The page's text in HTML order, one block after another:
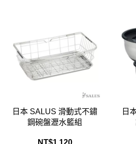
日本 SALUS 滑動式不鏽
鋼碗盤瀝水籃組
日